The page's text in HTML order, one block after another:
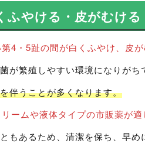
ふやける・皮がむける
4・5趾の間が白くふやけ、皮
が繁殖しやすい環境になりがち
伴うことが多くなります。
ームや液体タイプの市販薬が適
もあるため、清潔を保ち、早